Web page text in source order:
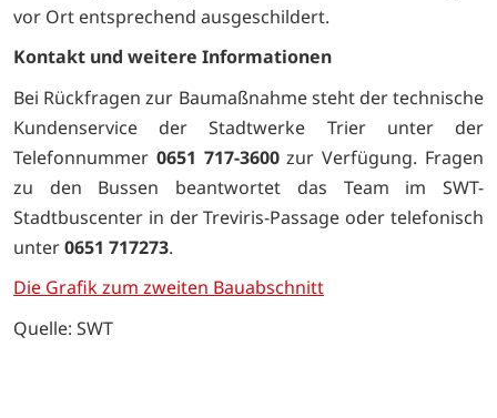
vor Ort entsprechend ausgeschildert.
Kontakt und weitere Informationen
Bei Rückfragen zur Baumaßnahme steht der technische
Kundenservice der Stadtwerke Trier unter der
Telefonnummer 0651 717-3600zur Verfügung. Fragen
zu den Bussen beantwortet das Team im SWT-
Stadtbuscenter in der Treviris-Passage oder telefonisch
unter0651 717273.
Die Grafik zum zweiten Bauabschnitt
Quelle: SWT